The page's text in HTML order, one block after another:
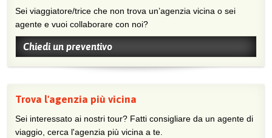
Sei viaggiatore/trice che non trova un’agenzia vicina o sei
agente e vuoi collaborare con noi?
Chiedi un preventivo
Trova l'agenzia più vicina
Sei interessato ai nostri tour? Fatti consigliare da un agente di
viaggio, cerca l'agenzia più vicina a te.